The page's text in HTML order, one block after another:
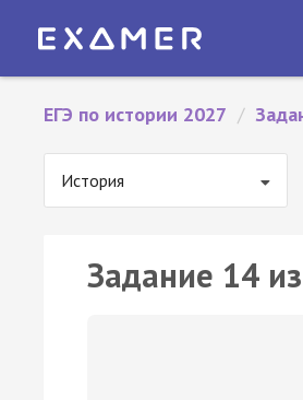
ЕГЭ по истории 2027 /
История
Задание 14